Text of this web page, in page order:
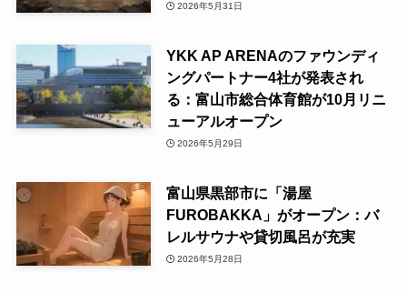
2026年5月31日
YKK AP ARENAのファウンディ
ングパートナー4社が発表され
る：富山市総合体育館が10月リニ
ューアルオープン
2026年5月29日
富山県黒部市に「湯屋
FUROBAKKA」がオープン：バ
レルサウナや貸切風呂が充実
2026年5月28日